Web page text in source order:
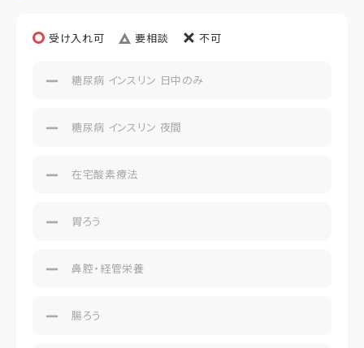
受け入れ可 要相談 不可
糖尿病 インスリン 日中のみ
糖尿病 インスリン 夜間
在宅酸素療法
胃ろう
鼻腔・経管栄養
腸ろう